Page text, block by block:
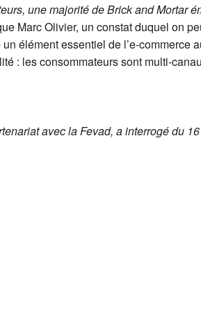
une majorité de Brick and Mortar
Marc Olivier, un constat duquel on
élément essentiel de l’e-commerce
: les consommateurs sont multi-
avec la Fevad, a interrogé du